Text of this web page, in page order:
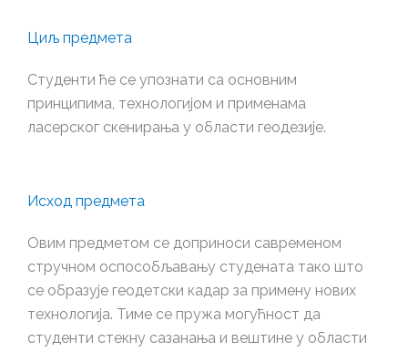
Циљ предмета
Студенти ће се упознати са основним
принципима, технологијом и применама
ласерског скенирања у области геодезије.
Исход предмета
Овим предметом се доприноси савременом
стручном оспособљавању студената тако што
се образује геодетски кадар за примену нових
технологија. Тиме се пружа могућност да
студенти стекну сазанања и вештине у области